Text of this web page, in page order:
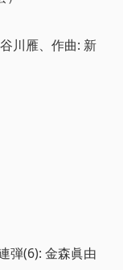
川雁、作曲: 新
弾(6): 金森眞由